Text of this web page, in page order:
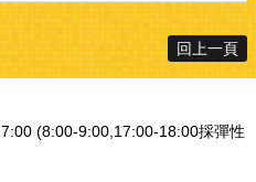
回上一頁
(8:00-9:00,17:00-18:00採彈性